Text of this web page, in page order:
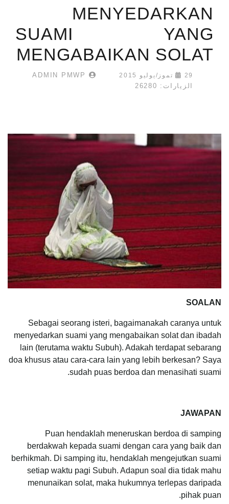
MENYEDARKAN
SUAMI YANG
MENGABAIKAN SOLAT
29 تموز/يوليو 2015
الزيارات: 26280
SOALAN
Sebagai seorang isteri, bagaimanakah caranya untuk
menyedarkan suami yang mengabaikan solat dan ibadah
lain (terutama waktu Subuh). Adakah terdapat sebarang
doa khusus atau cara-cara lain yang lebih berkesan? Saya
sudah puas berdoa dan menasihati suami.
JAWAPAN
Puan hendaklah meneruskan berdoa di samping
berdakwah kepada suami dengan cara yang baik dan
berhikmah. Di samping itu, hendaklah mengejutkan suami
setiap waktu pagi Subuh. Adapun soal dia tidak mahu
menunaikan solat, maka hukumnya terlepas daripada
pihak puan.